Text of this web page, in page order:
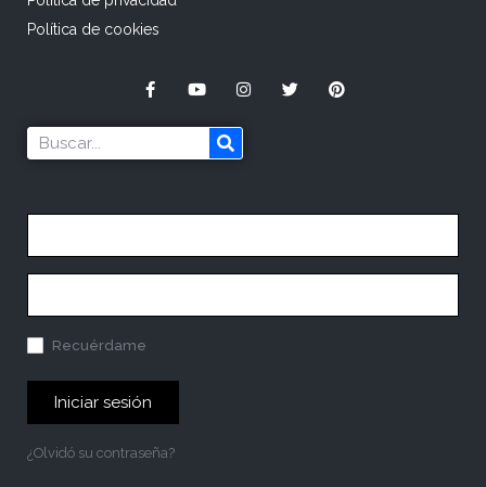
Política de cookies
Recuérdame
Iniciar sesión
¿Olvidó su contraseña?